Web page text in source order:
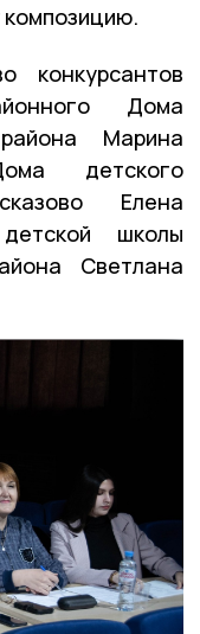
конкурсантов
Дома
Марина
детского
Елена
школы
Светлана